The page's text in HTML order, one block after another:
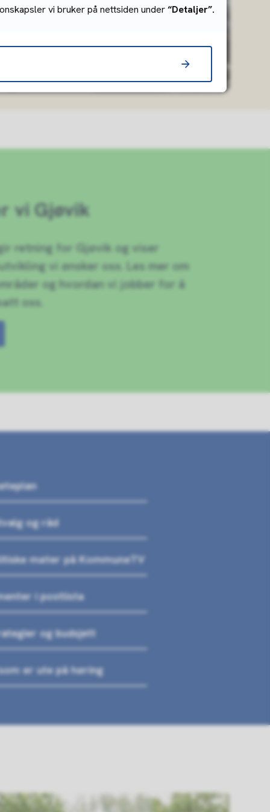
vi Gjøvik
retning for Gjøvik og viser
vi ønsker oss. Les mer om
og hvordan vi jobber for å
oss.
og råd
møter på KommuneTV
i postlista
og budsjett
er ute på høring
vi bruker på nettsiden under“Detaljer”.